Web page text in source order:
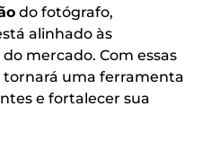
do fotógrafo,
alinhado às
mercado. Com essas
tornará uma ferramenta
e fortalecer sua